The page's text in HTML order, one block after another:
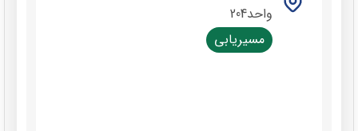
واحد204
مسیریابی